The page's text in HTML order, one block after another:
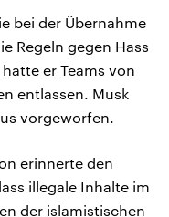
bei der Übernahme
Regeln gegen Hass
er Teams von
entlassen. Musk
vorgeworfen.
erinnerte den
illegale Inhalte im
der islamistischen